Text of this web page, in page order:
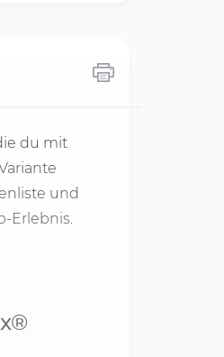
du mit
und
Erlebnis.